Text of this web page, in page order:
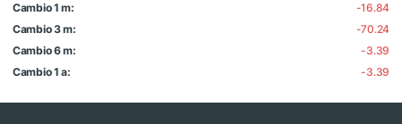
Cambio 1 m:
-16.84
Cambio 3 m:
-70.24
Cambio 6 m:
-3.39
Cambio 1 a:
-3.39